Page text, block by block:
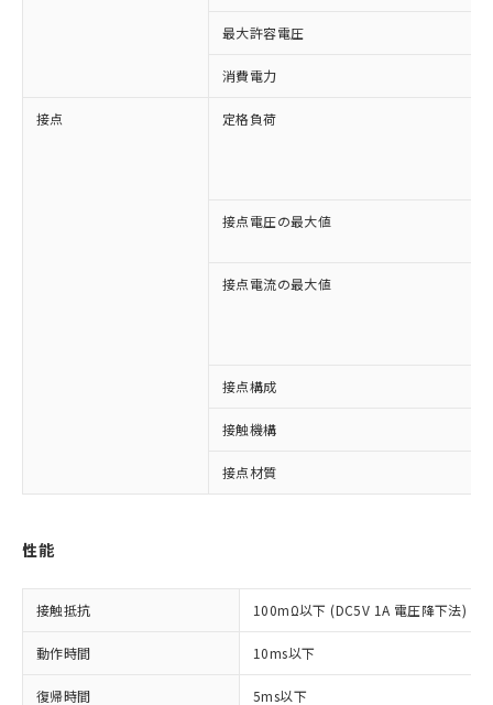
最大許容電圧
消費電力
接点 定格負荷
接点電圧の最大値
接点電流の最大値
接点構成
接触機構
接点材質
性能
接触抵抗 100mΩ以下 (DC5V 1A 電圧降下法)
動作時間 10ms以下
復帰時間 5ms以下
以下の条件をお読みいただき、同意のうえ
ご利用ください。
本サービスは、当社制御機器事業取扱
商品の当社在庫状況および標準価格
(税抜)を提供させていただくもので
対応済み：EU RoHS指令（10物質）の
定はありません。
調査・確認中：EU RoHS指令（10物質）の
非含有の対応状況を調査中または確認中の
商品です。
※1 中国RoHS○×表